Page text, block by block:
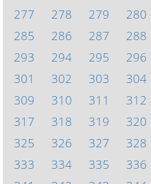
277
278 279 280
285
286 287 288
293
294 295 296
301
302 303 304
309
310 311 312
317
318 319 320
325
326 327 328
333
334 335 336